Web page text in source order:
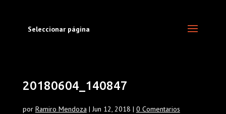
Seleccionar página
20180604_140847
por Ramiro Mendoza |Jun 12, 2018 | 0 Comentarios